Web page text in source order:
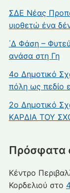
ΣΔΕ Νέας
υιοθετώ ένα
΄Δ Φάση –
ανάσα στη Γη
4ο Δημοτικό
πόλη ως πεδίο
2ο Δημοτικό
ΚΑΡΔΙΑ ΤΟΥ
Πρόσφατα
Κέντρο
Κορδελιού στο